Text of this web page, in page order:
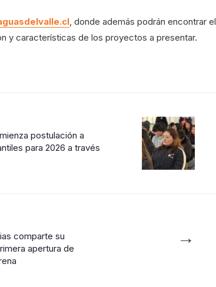
, donde además podrán encontrar el
y características de los proyectos a presentar.
postulación a
para 2026 a través
→
comparte su
apertura de